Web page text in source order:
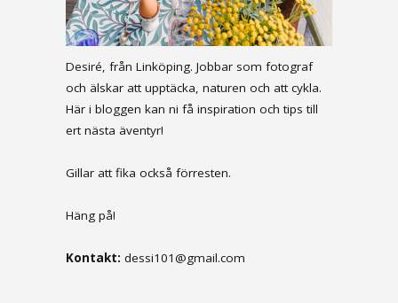
Desiré, från Linköping. Jobbar som fotograf
och älskar att upptäcka, naturen och att cykla.
Här i bloggen kan ni få inspiration och tips till
ert nästa äventyr!
Gillar att fika också förresten.
Häng på!
Kontakt: dessi101@gmail.com